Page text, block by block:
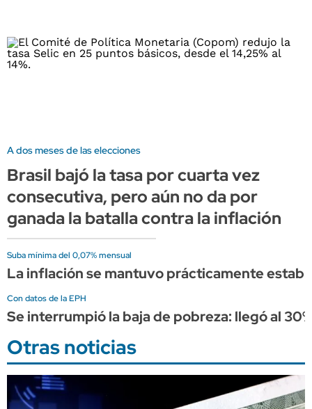
A dos meses de las elecciones
Brasil bajó la tasa por cuarta vez
consecutiva, pero aún no da por
ganada la batalla contra la inflación
Suba mínima del 0,07% mensual
La inflación se mantuvo prácticamente
Con datos de la EPH
Se interrumpió la baja de pobreza: llegó al
Otras noticias